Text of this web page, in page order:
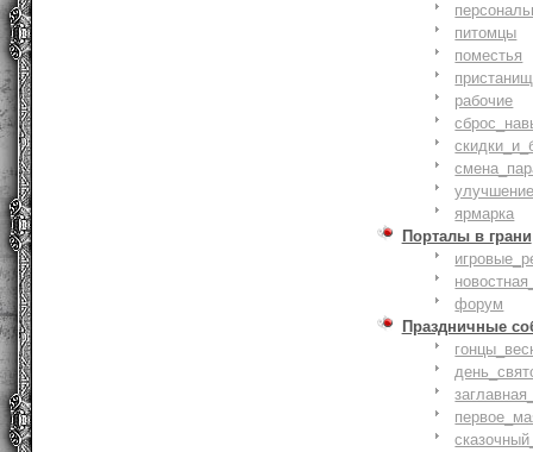
питомцы
поместья
рабочие
ярмарка
Порталы в грани
форум
Праздничные